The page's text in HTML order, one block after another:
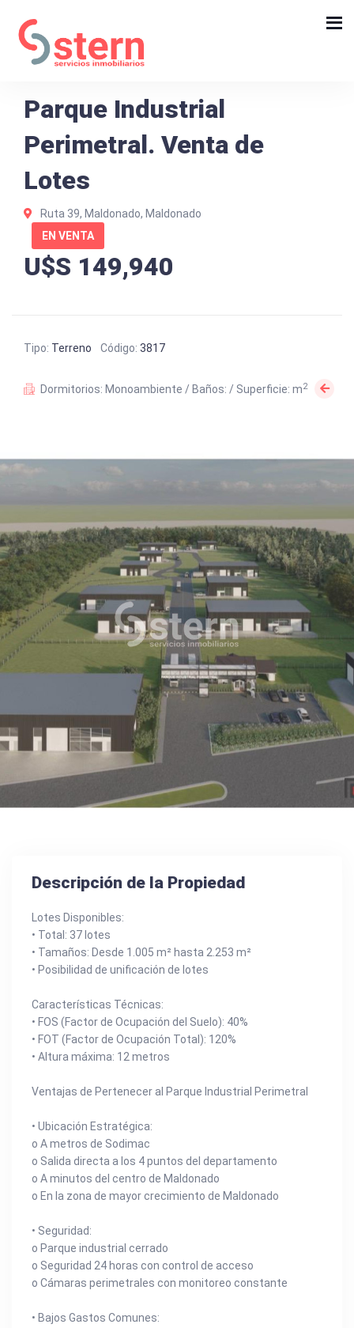
Parque Industrial
Perimetral. Venta de
Lotes
Ruta 39, Maldonado, Maldonado
EN VENTA
U$S 149,940
Tipo: Terreno Código: 3817
Dormitorios: Monoambiente / Baños: / Superficie: m2
Descripción de la Propiedad
Lotes Disponibles:
• Total: 37 lotes
• Tamaños: Desde 1.005 m² hasta 2.253 m²
• Posibilidad de unificación de lotes
Características Técnicas:
• FOS (Factor de Ocupación del Suelo): 40%
• FOT (Factor de Ocupación Total): 120%
• Altura máxima: 12 metros
Ventajas de Pertenecer al Parque Industrial Perimetral
• Ubicación Estratégica:
o A metros de Sodimac
o Salida directa a los 4 puntos del departamento
o A minutos del centro de Maldonado
o En la zona de mayor crecimiento de Maldonado
• Seguridad:
o Parque industrial cerrado
o Seguridad 24 horas con control de acceso
o Cámaras perimetrales con monitoreo constante
• Bajos Gastos Comunes: